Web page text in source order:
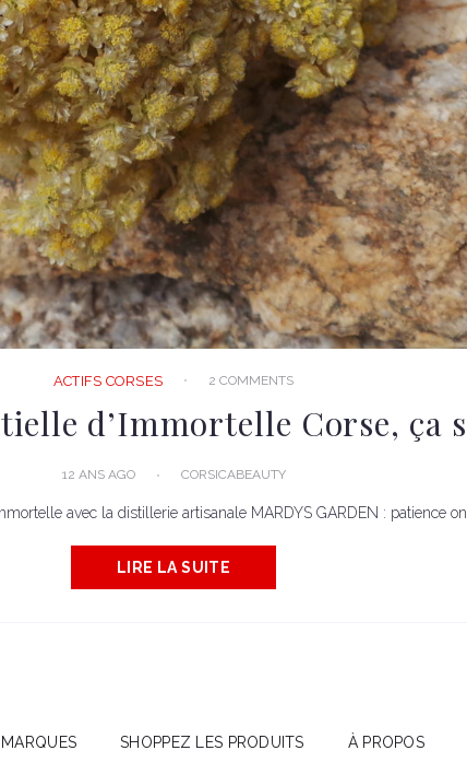
ACTIFS CORSES 2 COMMENTS
d’Immortelle Corse, ça
12 ANS AGO CORSICABEAUTY
avec la distillerie artisanale MARDYS GARDEN : patience
LIRE LA SUITE
MARQUES SHOPPEZ LES PRODUITS À PROPOS